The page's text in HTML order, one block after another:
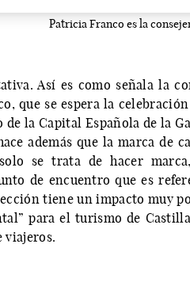
Patricia Franco es la
Así es como señala la
que se espera la
de la Capital Española de la
además que la marca de
se trata de hacer
de encuentro que es
tiene un impacto muy
para el turismo de
viajeros.